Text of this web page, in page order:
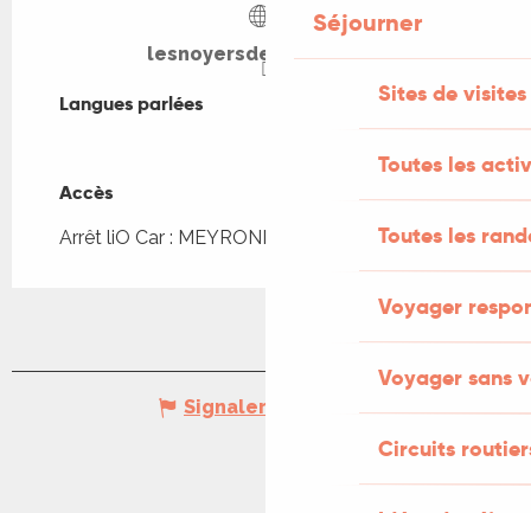
Séjourner
Sites de visites
Toutes les
Toutes les
Voyager
Voyager sans
Circuits
lesnoyersdegaudelle.fr
Langues parlées
Langues parlées
Accès
Accès
Arrêt liO Car : MEYRONNE - Camping à 3km
Signaler une erreur